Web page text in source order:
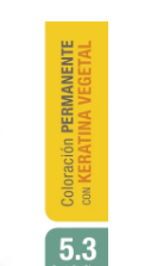
Ilumina
la
Crema
Claro
online
al
hoy!